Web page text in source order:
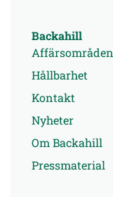
Backahill
Affärsområden
Hållbarhet
Kontakt
Nyheter
Om Backahill
Pressmaterial